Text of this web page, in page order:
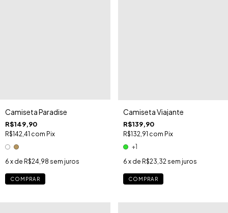
Camiseta Paradise
R$149,90
R$142,41 com Pix
6 x de R$24,98 sem juros
COMPRAR
Camiseta Viajante
R$139,90
R$132,91 com Pix
+1
6 x de R$23,32 sem juros
COMPRAR